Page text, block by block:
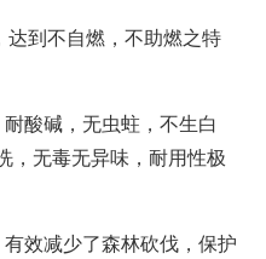
达到不自燃，不助燃之特
酸碱，无虫蛀，不生白
，无毒无异味，耐用性极
效减少了森林砍伐，保护